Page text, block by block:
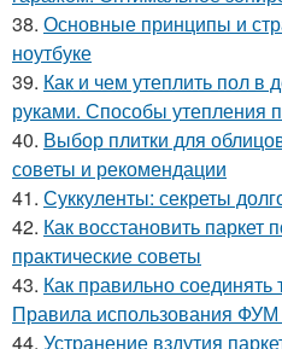
38. Основные принципы и
ноутбуке
39. Как и чем утеплить пол
руками. Способы утепления
40. Выбор плитки для
советы и рекомендации
41. Суккуленты: секреты
42. Как восстановить паркет
практические советы
43. Как правильно
Правила использования
44. Устранение вздутия